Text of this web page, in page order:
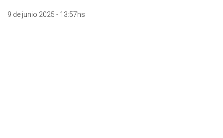
9 de junio 2025 - 13:57hs